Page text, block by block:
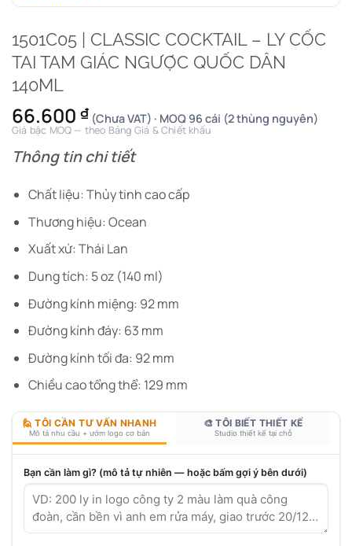
1501C05 | CLASSIC COCKTAIL – LY CỐC
TAI TAM GIÁC NGƯỢC QUỐC DÂN
140ML
66.600 ₫ (Chưa VAT) · MOQ 96 cái (2 thùng nguyên)
Giá bậc MOQ — theo Bảng Giá & Chiết khấu
Thông tin chi tiết
Chất liệu: Thủy tinh cao cấp
Thương hiệu: Ocean
Xuất xứ: Thái Lan
Dung tích: 5 oz (140 ml)
Đường kính miệng: 92 mm
Đường kính đáy: 63 mm
Đường kính tối đa: 92 mm
Chiều cao tổng thể: 129 mm
🙋 TÔI CẦN TƯ VẤN NHANH
Mô tả nhu cầu + ướm logo cơ bản
🎨 TÔI BIẾT THIẾT KẾ
Studio thiết kế tại chỗ
Bạn cần làm gì? (mô tả tự nhiên — hoặc bấm gợi ý bên dưới)